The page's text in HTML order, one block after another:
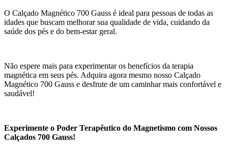
O Calçado Magnético 700 Gauss é ideal para pessoas de todas as
idades que buscam melhorar sua qualidade de vida, cuidando da
saúde dos pés e do bem-estar geral.
Não espere mais para experimentar os benefícios da terapia
magnética em seus pés. Adquira agora mesmo nosso Calçado
Magnético 700 Gauss e desfrute de um caminhar mais confortável e
saudável!
Experimente o Poder Terapêutico do Magnetismo com Nossos
Calçados 700 Gauss!